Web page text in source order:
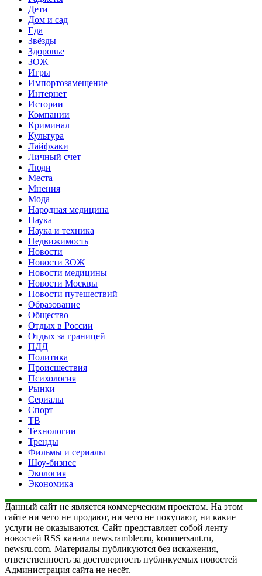
Дети
Дом и сад
Еда
Звёзды
Здоровье
ЗОЖ
Игры
Импортозамещение
Интернет
Истории
Компании
Криминал
Культура
Лайфхаки
Личный счет
Люди
Места
Мнения
Мода
Народная медицина
Наука
Наука и техника
Недвижимость
Новости
Новости ЗОЖ
Новости медицины
Новости Москвы
Новости путешествий
Образование
Общество
Отдых в России
Отдых за границей
ПДД
Политика
Происшествия
Психология
Рынки
Сериалы
Спорт
ТВ
Технологии
Тренды
Фильмы и сериалы
Шоу-бизнес
Экология
Экономика
Данный сайт не является коммерческим проектом. На этом
сайте ни чего не продают, ни чего не покупают, ни какие
услуги не оказываются. Сайт представляет собой ленту
новостей RSS канала news.rambler.ru, kommersant.ru,
newsru.com. Материалы публикуются без искажения,
ответственность за достоверность публикуемых новостей
Администрация сайта не несёт.